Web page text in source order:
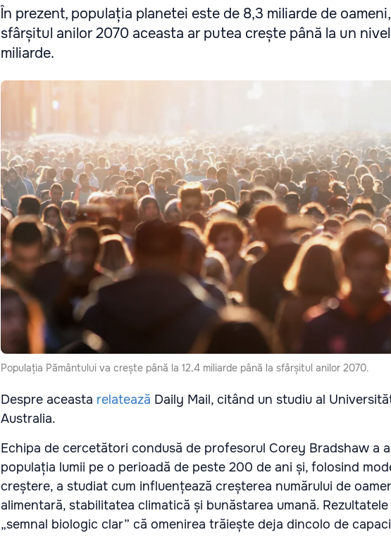
În prezent, populația planetei este de 8,3 miliarde de
sfârșitul anilor 2070 aceasta ar putea crește până la un
miliarde.
Populația Pământului va crește până la 12,4 miliarde până la sfârșitul anilor 2070.
Despre aceasta relatează Daily Mail, citând un studiu al
Australia.
Echipa de cercetători condusă de profesorul Corey Bradshaw a
populația lumii pe o perioadă de peste 200 de ani și, folosind
creștere, a studiat cum influențează creșterea numărului de
alimentară, stabilitatea climatică și bunăstarea umană.
„semnal biologic clar” că omenirea trăiește deja dincolo de